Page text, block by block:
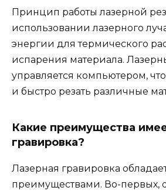
Принцип работы лазерной
использовании лазерного
энергии для термического
испарения материала.
управляется компьютером,
и быстро резать различные
Какие преимущества
гравировка?
Лазерная гравировка
преимуществами. Во-первых,